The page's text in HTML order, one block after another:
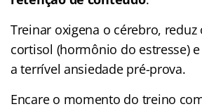
Treinar oxigena o cérebro, reduz
cortisol (hormônio do estresse)
a terrível ansiedade pré-prova.
Encare o momento do treino